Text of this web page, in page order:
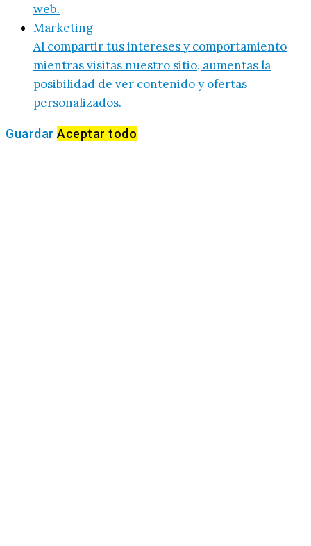
web.
Marketing
Al compartir tus intereses y comportamiento
mientras visitas nuestro sitio, aumentas la
posibilidad de ver contenido y ofertas
personalizados.
Guardar Aceptar todo